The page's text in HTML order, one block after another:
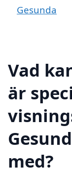
Gesunda
Vad
är
med?